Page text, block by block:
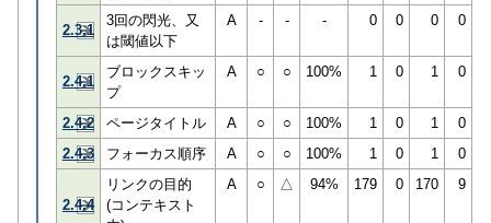
2.3.1
3回の閃光、又
は閾値以下
A - - - 0 0 0 0
2.4.1
ブロックスキッ
プ
A ○ ○ 100% 1 0 1 0
2.4.2 ページタイトル A ○ ○ 100% 1 0 1
0
2.4.3
フォーカス順序 A ○ ○ 100% 1 0 1 0
2.4.4
リンクの目的
(コンテキスト
A ○ △ 94% 179 0 170 9